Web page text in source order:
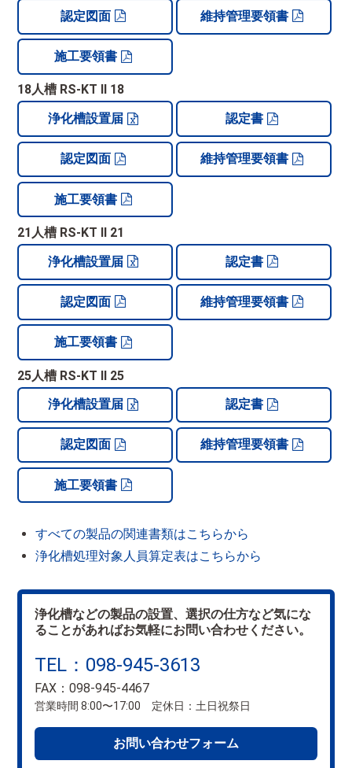
認定図面 維持管理要領書
施工要領書
18人槽 RS-KT II 18
浄化槽設置届
認定書
認定図面 維持管理要領書
施工要領書
21人槽 RS-KT II 21
浄化槽設置届
認定書
認定図面 維持管理要領書
施工要領書
25人槽 RS-KT II 25
浄化槽設置届
認定書
認定図面 維持管理要領書
施工要領書
すべての製品の関連書類はこちらから
浄化槽処理対象人員算定表はこちらから
浄化槽などの製品の設置、選択の仕方など気にな
ることがあればお気軽にお問い合わせください。
TEL：098-945-3613
FAX：098-945-4467
営業時間 8:00〜17:00 定休日：土日祝祭日
お問い合わせフォーム